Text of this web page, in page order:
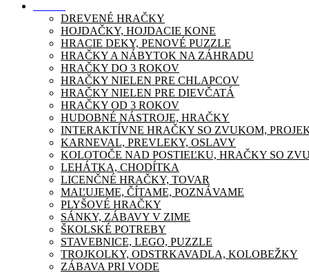
DREVENÉ HRAČKY
HOJDAČKY, HOJDACIE KONE
HRACIE DEKY, PENOVÉ PUZZLE
HRAČKY A NÁBYTOK NA ZÁHRADU
HRAČKY DO 3 ROKOV
HRAČKY NIELEN PRE CHLAPCOV
HRAČKY NIELEN PRE DIEVČATÁ
HRAČKY OD 3 ROKOV
HUDOBNÉ NÁSTROJE, HRAČKY
INTERAKTÍVNE HRAČKY SO ZVUKOM,
KARNEVAL, PREVLEKY, OSLAVY
KOLOTOČE NAD POSTIEĽKU, HRAČKY SO
LEHÁTKA, CHODÍTKA
LICENČNÉ HRAČKY, TOVAR
MAĽUJEME, ČÍTAME, POZNÁVAME
PLYŠOVÉ HRAČKY
SÁNKY, ZÁBAVY V ZIME
ŠKOLSKÉ POTREBY
STAVEBNICE, LEGO, PUZZLE
TROJKOLKY, ODSTRKAVADLA, KOLOBEŽKY
ZÁBAVA PRI VODE